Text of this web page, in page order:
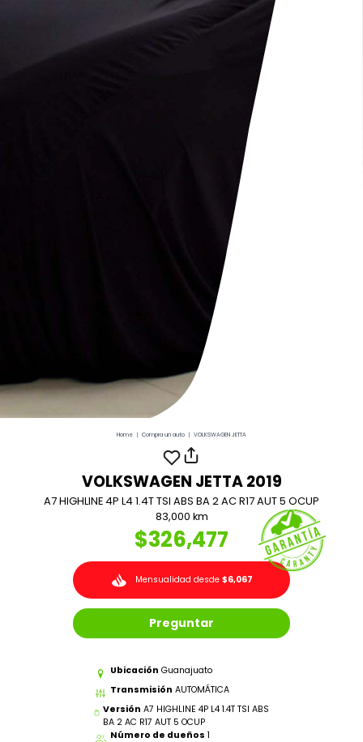
Home | Compra un auto | VOLKSWAGEN JETTA
VOLKSWAGEN JETTA 2019
A7 HIGHLINE 4P L4 1.4T TSI ABS BA 2 AC R17 AUT 5 OCUP
83,000 km
$326,477
Mensualidad desde$6,067
Preguntar
Ubicación Guanajuato
Transmisión AUTOMÁTICA
Versión A7 HIGHLINE 4P L4 1.4T TSI ABS
BA 2 AC R17 AUT 5 OCUP
Número de dueños 1